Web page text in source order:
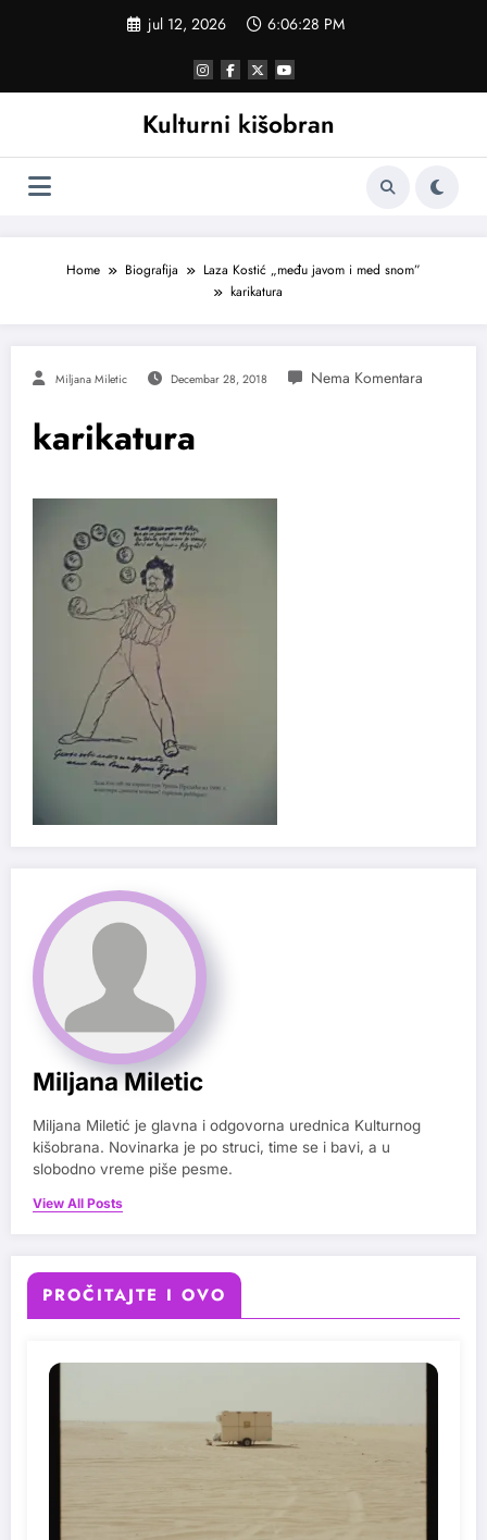
jul 12, 2026 6:06:28 PM
Kulturni kišobran
Home Biografija
Laza Kostić „među javom i med snom”
karikatura
Miljana Miletic Decembar 28, 2018
karikatura
Miljana Miletic
Miljana Miletić je glavna i odgovorna urednica Kulturnog
kišobrana. Novinarka je po struci, time se i bavi, a u
slobodno vreme piše pesme.
View All Posts
PROČITAJTE I OVO